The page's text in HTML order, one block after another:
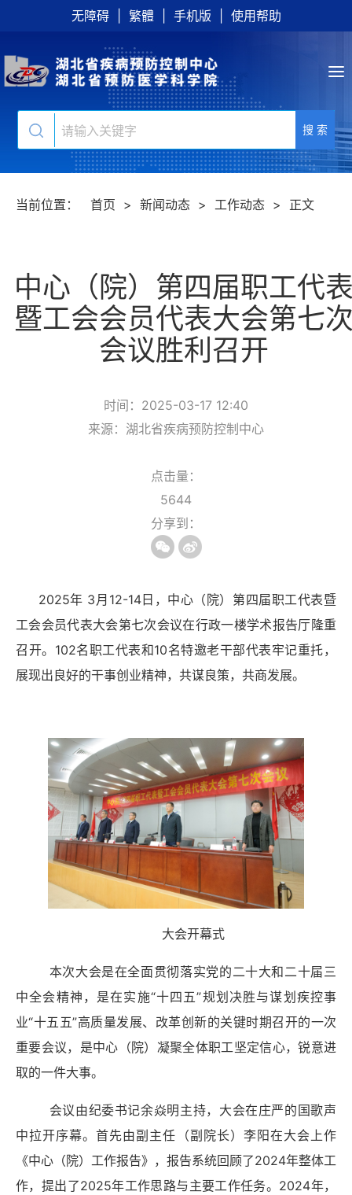
无障碍 繁體 手机版 使用帮助
搜 索
当前位置： 首页 > 新闻动态 > 工作动态 > 正文
中心（院）第四届职工代
暨工会会员代表大会第七
会议胜利召开
时间：2025-03-17 12:40
来源：湖北省疾病预防控制中心
点击量：
5644
分享到：
2025年 3月 12-14日， 中心（院）第四届职工代表暨
工会会员代表大会第七次会议在行政一楼学术报告厅隆重
召开。 102名职工代表和10名特邀老干部代表牢记重托，
展现出良好的干事创业精神，共谋良策，共商发展。
大会开幕式
本次大会是在全面贯彻落实党的二十大和二十届三
中全会精神，是在实施“十四五”规划 决胜与谋划疾控事
业“十五五”高质量发展、改革创新的关键时期召开的一次
重要会议，是中心（院）凝聚全体职工坚定信心，锐意进
取的一件大事。
会议由纪委书记余焱明主持，大会在庄严的国歌声
中拉开序幕。首先由副主任（副院长）李阳在大会上作
《中心（院）工作报告》，报告系统回顾了2024年整体工
作，提出了2025年工作思路与主要工作任务。2024年，